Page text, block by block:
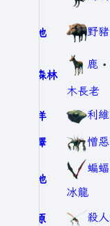
草地 野豬
黑森林
鹿 •
木長老
海洋
利
沼澤 憎
山地
蝙蝠
冰龍
平原 殺